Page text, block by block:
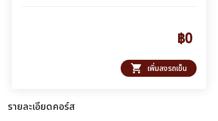
฿0
shopping_cart เพิ่มลงรถเข็น
รายละเอียดคอร์ส